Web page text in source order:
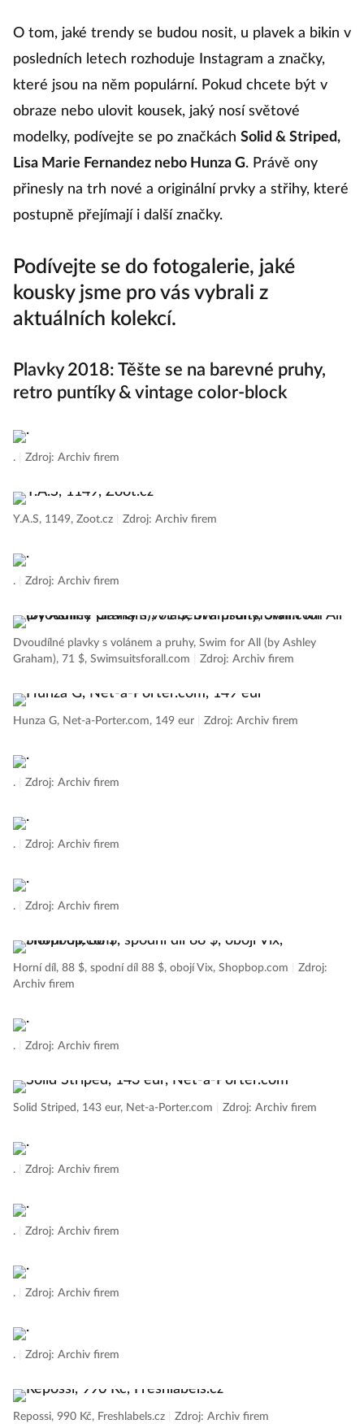
O tom, jaké trendy se budou nosit, u plavek a bikin v
posledních letech rozhoduje Instagram a značky,
které jsou na něm populární. Pokud chcete být v
obraze nebo ulovit kousek, jaký nosí světové
modelky, podívejte se po značkách Solid & Striped,
Lisa Marie Fernandez nebo Hunza G. Právě ony
přinesly na trh nové a originální prvky a střihy, které
postupně přejímají i další značky.
Podívejte se do fotogalerie, jaké
kousky jsme pro vás vybrali z
aktuálních kolekcí.
Plavky 2018: Těšte se na barevné pruhy,
retro puntíky & vintage color-block
. Zdroj: Archiv firem
Y.A.S, 1149, Zoot.cz Zdroj: Archiv firem
. Zdroj: Archiv firem
Dvoudílné plavky s volánem a pruhy, Swim for All (by Ashley
Graham), 71 $, Swimsuitsforall.com
Zdroj: Archiv firem
Hunza G, Net-a-Porter.com, 149 eur Zdroj: Archiv firem
. Zdroj: Archiv firem
. Zdroj: Archiv firem
. Zdroj: Archiv firem
Horní díl, 88 $, spodní díl 88 $, obojí Vix, Shopbop.com
Zdroj:
Archiv firem
. Zdroj: Archiv firem
Solid Striped, 143 eur, Net-a-Porter.com Zdroj: Archiv firem
. Zdroj: Archiv firem
. Zdroj: Archiv firem
. Zdroj: Archiv firem
. Zdroj: Archiv firem
Repossi, 990 Kč, Freshlabels.cz Zdroj: Archiv firem